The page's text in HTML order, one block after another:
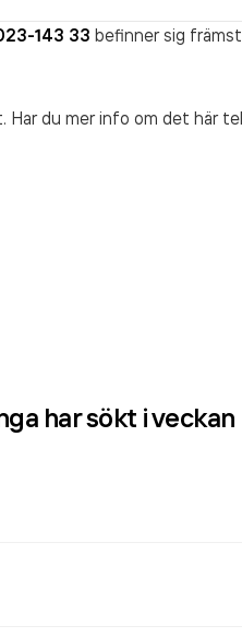
143 33 befinner sig
Har du mer info om det här
har sökt i veckan